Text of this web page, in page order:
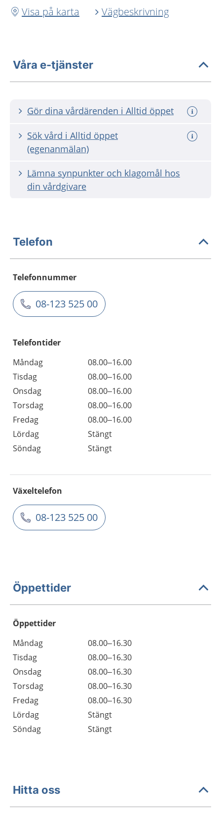
Visa på karta
Vägbeskrivning
Våra e-tjänster
Gör dina vårdärenden i Alltid öppet
Sök vård i Alltid öppet
(egenanmälan)
Lämna synpunkter och klagomål hos
din vårdgivare
Telefon
Telefonnummer
08-123 525 00
Telefontider
Måndag
08.00–16.00
Tisdag
08.00–16.00
Onsdag
08.00–16.00
Torsdag
08.00–16.00
Fredag
08.00–16.00
Lördag
Stängt
Söndag
Stängt
Växeltelefon
08-123 525 00
Öppettider
Öppettider
Dag
Öppettider
Kommentarer
Måndag
08.00–16.30
Tisdag
08.00–16.30
Onsdag
08.00–16.30
Torsdag
08.00–16.30
Fredag
08.00–16.30
Lördag
Stängt
Söndag
Stängt
Hitta oss